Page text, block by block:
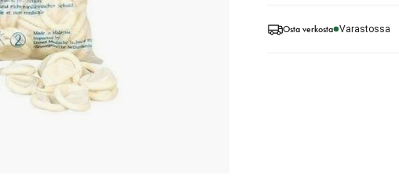
Osta verkosta Varastossa